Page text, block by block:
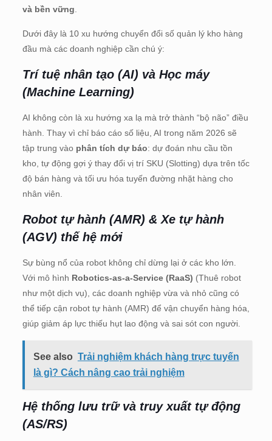
và bền vững
Dưới đây là 10 xu hướng chuyển đổi số quản lý kho hàng
đầu mà các doanh nghiệp cần chú ý:
Trí tuệ nhân tạo (AI) và Học máy
(Machine Learning)
AI không còn là xu hướng xa lạ mà trở thành “bộ não” điều
hành. Thay vì chỉ báo cáo số liệu, AI trong năm 2026 sẽ
tập trung vào phân tích dự báo: dự đoán nhu cầu tồn
kho, tự động gợi ý thay đổi vị trí SKU (Slotting) dựa trên tốc
độ bán hàng và tối ưu hóa tuyến đường nhặt hàng cho
nhân viên.
Robot tự hành (AMR) & Xe tự hành
(AGV) thế hệ mới
Sự bùng nổ của robot không chỉ dừng lại ở các kho lớn.
Với mô hình Robotics-as-a-Service (RaaS) (Thuê robot
như một dịch vụ), các doanh nghiệp vừa và nhỏ cũng có
thể tiếp cận robot tự hành (AMR) để vận chuyển hàng hóa,
giúp giảm áp lực thiếu hụt lao động và sai sót con người.
See also Trải nghiệm khách hàng trực tuyến
là gì? Cách nâng cao trải nghiệm
Hệ thống lưu trữ và truy xuất tự động
(AS/RS)